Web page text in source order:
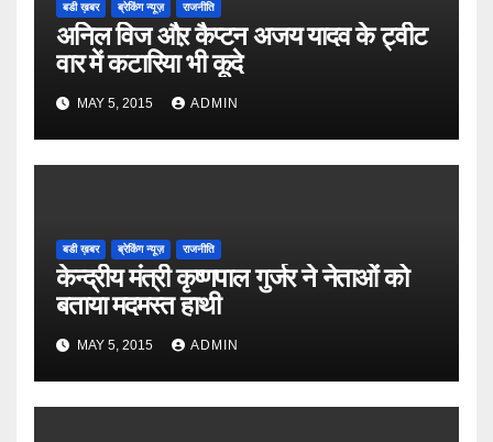
बडी ख़बर ब्रेकिंग न्यूज़ राजनीति
अनिल विज औऱ कैप्टन अजय यादव के ट्वीट
वार में कटारिया भी कूदे
MAY 5, 2015 ADMIN
बडी ख़बर ब्रेकिंग न्यूज़ राजनीति
केन्द्रीय मंत्री कृष्णपाल गुर्जर ने नेताओं को
बताया मदमस्त हाथी
MAY 5, 2015 ADMIN